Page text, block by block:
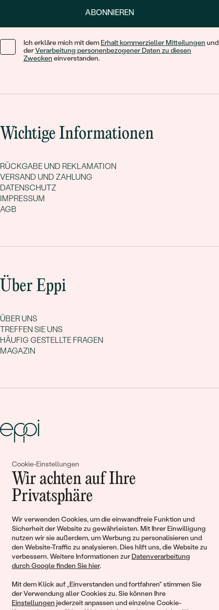
Cookie-Einstellungen
Wir achten auf Ihre
Privatsphäre
Wir verwenden Cookies, um die einwandfreie Funktion und
Sicherheit der Website zu gewährleisten. Mit Ihrer Einwilligung
nutzen wir sie außerdem, um Werbung zu personalisieren und
den Website-Traffic zu analysieren. Dies hilft uns, die Website zu
verbessern. Weitere Informationen zur Datenverarbeitung
durch Google finden Sie hier.
Mit dem Klick auf „Einverstanden und fortfahren" stimmen Sie
der Verwendung aller Cookies zu. Sie können Ihre
Einstellungen jederzeit anpassen und einzelne Cookie-
ABONNIEREN
Ich erkläre mich mit dem Erhalt kommerzieller Mitteilungen und
derVerarbeitung personenbezogener Daten zu diesen
Zwecken einverstanden.
Wichtige Informationen
RÜCKGABE UND REKLAMATION
VERSAND UND ZAHLUNG
DATENSCHUTZ
IMPRESSUM
AGB
Über Eppi
ÜBER UNS
TREFFEN SIE UNS
HÄUFIG GESTELLTE FRAGEN
MAGAZIN
Gemeinsam erschaffen wir
Geschichten von Schönheit und
Liebe
Begleiten Sie uns!